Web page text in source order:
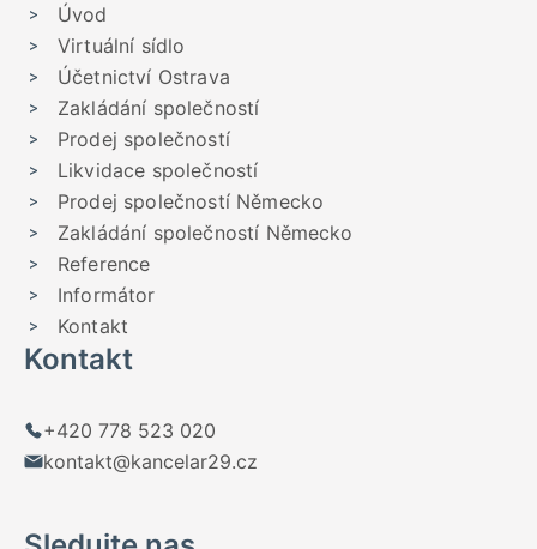
Úvod
Virtuální sídlo
Účetnictví Ostrava
Zakládání společností
Prodej společností
Likvidace společností
Prodej společností Německo
Zakládání společností Německo
Reference
Informátor
Kontakt
Kontakt
+420 778 523 020
kontakt@kancelar29.cz